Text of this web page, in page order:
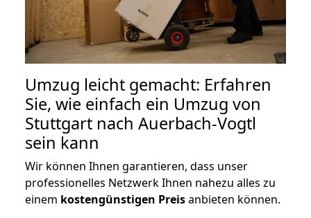
Umzug leicht gemacht: Erfahren
Sie, wie einfach ein Umzug von
Stuttgart nach Auerbach-Vogtl
sein kann
Wir können Ihnen garantieren, dass unser
professionelles Netzwerk Ihnen nahezu alles zu
einem kostengünstigen Preisanbieten können.